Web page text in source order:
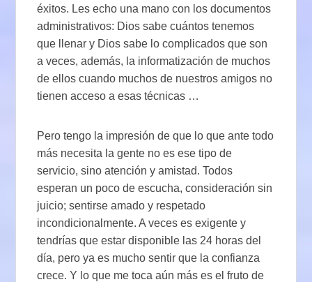
éxitos. Les echo una mano con los documentos
administrativos: Dios sabe cuántos tenemos
que llenar y Dios sabe lo complicados que son
a veces, además, la informatización de muchos
de ellos cuando muchos de nuestros amigos no
tienen acceso a esas técnicas …
Pero tengo la impresión de que lo que ante todo
más necesita la gente no es ese tipo de
servicio, sino atención y amistad. Todos
esperan un poco de escucha, consideración sin
juicio; sentirse amado y respetado
incondicionalmente. A veces es exigente y
tendrías que estar disponible las 24 horas del
día, pero ya es mucho sentir que la confianza
crece. Y lo que me toca aún más es el fruto de